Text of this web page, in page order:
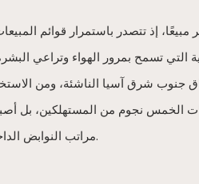
مبيعًا، إذ تتصدر باستمرار قوائم
التي تسمح بمرور الهواء وتراعي
جنوب شرق آسيا الناشئة، ومن
نجوم من المستهلكين، بل
مراتب النوابض الداخلية، فإن شعبيتها الهائلة لا جدال فيها.